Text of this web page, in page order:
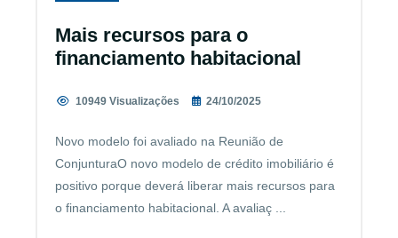
Mais recursos para o
financiamento habitacional
10949 Visualizações 24/10/2025
Novo modelo foi avaliado na Reunião de
ConjunturaO novo modelo de crédito imobiliário é
positivo porque deverá liberar mais recursos para
o financiamento habitacional. A avaliaç ...